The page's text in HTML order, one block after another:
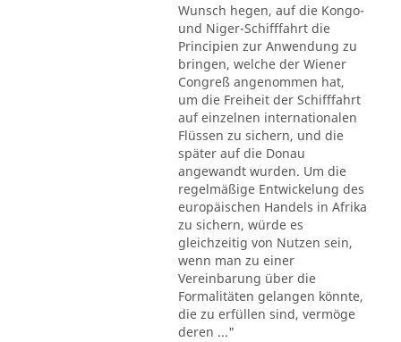
Wunsch hegen, auf die Kongo-
und Niger-Schifffahrt die
Principien zur Anwendung zu
bringen, welche der Wiener
Congreß angenommen hat,
um die Freiheit der Schifffahrt
auf einzelnen internationalen
Flüssen zu sichern, und die
später auf die Donau
angewandt wurden. Um die
regelmäßige Entwickelung des
europäischen Handels in Afrika
zu sichern, würde es
gleichzeitig von Nutzen sein,
wenn man zu einer
Vereinbarung über die
Formalitäten gelangen könnte,
die zu erfüllen sind, vermöge
deren ..."